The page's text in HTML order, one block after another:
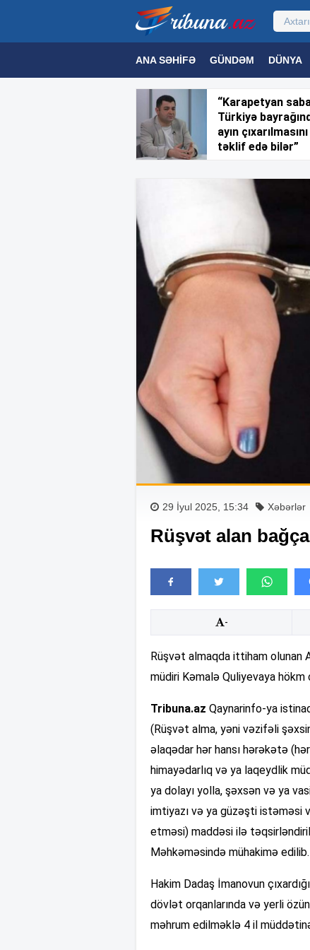
ANA SƏHIFƏ GÜNDƏM DÜNYA
MƏDƏNIYYƏT MAQAZIN
“Karapetyan
Türkiyə
ayın
təklif edə bilər”
29 İyul 2025, 15:34 Xəbərlər
Rüşvət alan
-
Rüşvət almaqda ittiham olunan
müdiri Kəmalə Quliyevaya hökm
Tribuna.az Qaynarinfo-ya
(Rüşvət alma, yəni vəzifəli
əlaqədar hər hansı hərəkətə
himayədarlıq və ya laqeydlik
ya dolayı yolla, şəxsən və ya
imtiyazı və ya güzəşti istəməsi
etməsi) maddəsi ilə
Məhkəməsində mühakimə edilib.
Hakim Dadaş İmanovun
dövlət orqanlarında və yerli
məhrum edilməklə 4 il